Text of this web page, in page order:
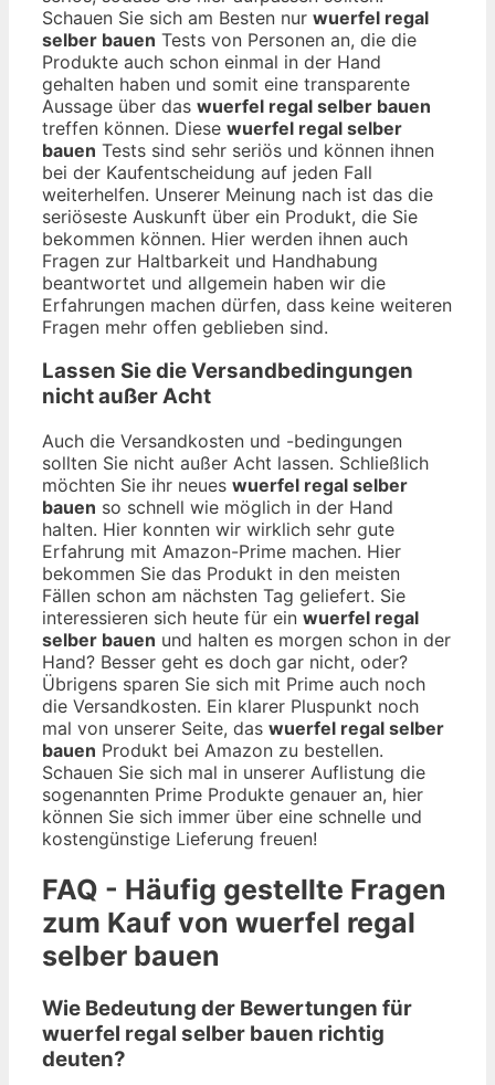
Schauen Sie sich am Besten nur wuerfel regal
selber bauen Tests von Personen an, die die
Produkte auch schon einmal in der Hand
gehalten haben und somit eine transparente
Aussage über das wuerfel regal selber bauen
treffen können. Diese wuerfel regal selber
bauen Tests sind sehr seriös und können ihnen
bei der Kaufentscheidung auf jeden Fall
weiterhelfen. Unserer Meinung nach ist das die
seriöseste Auskunft über ein Produkt, die Sie
bekommen können. Hier werden ihnen auch
Fragen zur Haltbarkeit und Handhabung
beantwortet und allgemein haben wir die
Erfahrungen machen dürfen, dass keine weiteren
Fragen mehr offen geblieben sind.
Lassen Sie die Versandbedingungen
nicht außer Acht
Auch die Versandkosten und -bedingungen
sollten Sie nicht außer Acht lassen. Schließlich
möchten Sie ihr neues wuerfel regal selber
bauen so schnell wie möglich in der Hand
halten. Hier konnten wir wirklich sehr gute
Erfahrung mit Amazon-Prime machen. Hier
bekommen Sie das Produkt in den meisten
Fällen schon am nächsten Tag geliefert. Sie
interessieren sich heute für ein wuerfel regal
selber bauen und halten es morgen schon in der
Hand? Besser geht es doch gar nicht, oder?
Übrigens sparen Sie sich mit Prime auch noch
die Versandkosten. Ein klarer Pluspunkt noch
mal von unserer Seite, das wuerfel regal selber
bauen Produkt bei Amazon zu bestellen.
Schauen Sie sich mal in unserer Auflistung die
sogenannten Prime Produkte genauer an, hier
können Sie sich immer über eine schnelle und
kostengünstige Lieferung freuen!
FAQ - Häufig gestellte Fragen
zum Kauf von wuerfel regal
selber bauen
Wie Bedeutung der Bewertungen für
wuerfel regal selber bauen richtig
deuten?